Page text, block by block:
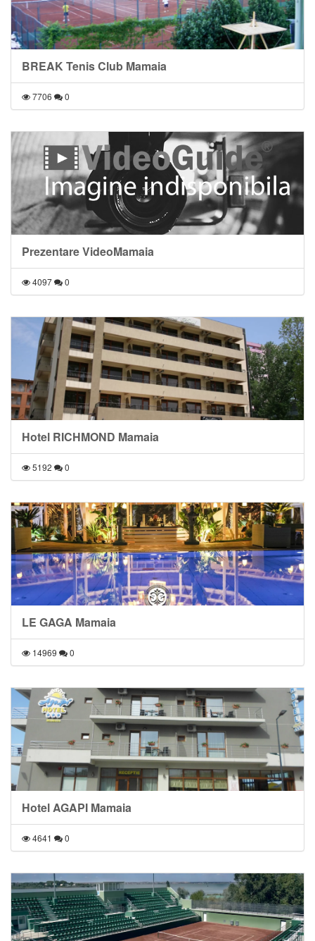
BREAK Tenis Club Mamaia
7706 0
Prezentare VideoMamaia
4097 0
Hotel RICHMOND Mamaia
5192 0
LE GAGA Mamaia
14969 0
Hotel AGAPI Mamaia
4641 0